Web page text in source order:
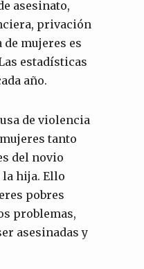
asesinato,
privación
mujeres es
estadísticas
año.
de violencia
tanto
del novio
hija. Ello
pobres
problemas,
asesinadas y